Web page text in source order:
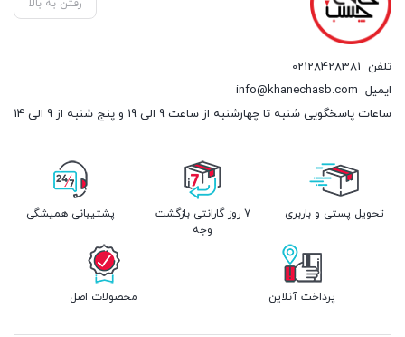
رفتن به بالا
تلفن 02128428381
ایمیل info@khanechasb.com
ساعات پاسخگویی شنبه تا چهارشنبه از ساعت 9 الی 19 و پنج شنبه از 9 الی 14
تحویل پستی و باربری
7 روز گارانتی بازگشت
وجه
پشتیبانی همیشگی
پرداخت آنلاین محصولات اصل